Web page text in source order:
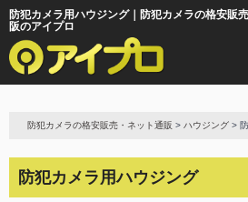
防犯カメラ用ハウジング｜防犯カメラの格安販
阪のアイプロ
防犯カメラの格安販売・ネット通販 > ハウジング >
防犯カメラ用ハウジング